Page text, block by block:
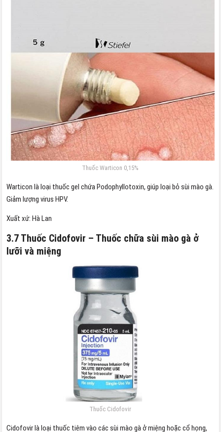
Thuốc Warticon 0,15%
Warticon là loại thuốc gel chứa Podophyllotoxin, giúp loại bỏ sùi mào gà.
Giảm lượng virus HPV.
Xuất xứ: Hà Lan
3.7 Thuốc Cidofovir – Thuốc chữa sùi mào gà ở
lưỡi và miệng
Thuốc Cidofovir
Cidofovir là loại thuốc tiêm vào các sùi mào gà ở miệng hoặc cổ họng,